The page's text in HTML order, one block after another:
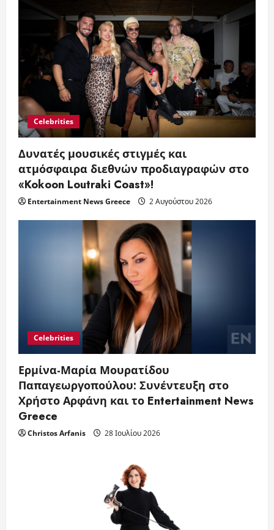
Celebrities
Δυνατές μουσικές στιγμές και
ατμόσφαιρα διεθνών προδιαγραφών στο
«Kokoon Loutraki Coast»!
Entertainment News Greece 2 Αυγούστου 2026
Celebrities
Ερμίνα-Μαρία Μουρατίδου
Παπαγεωργοπούλου: Συνέντευξη στο
Χρήστο Αρφάνη και το Entertainment News
Greece
Christos Arfanis 28 Ιουλίου 2026